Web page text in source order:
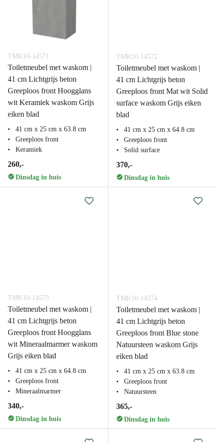
TMK10-14571
Toiletmeubel met waskom |
41 cm Lichtgrijs beton
Greeploos front Hoogglans
wit Keramiek waskom Grijs
eiken blad
41 cm x 25 cm x 63.8 cm
Greeploos front
Keramiek
260,-
Dinsdag in huis
TMK10-14572
Toiletmeubel met waskom |
41 cm Lichtgrijs beton
Greeploos front Mat wit Solid
surface waskom Grijs eiken
blad
41 cm x 25 cm x 64.8 cm
Greeploos front
Solid surface
370,-
Dinsdag in huis
TMK10-14573
Toiletmeubel met waskom |
41 cm Lichtgrijs beton
Greeploos front Hoogglans
wit Mineraalmarmer waskom
Grijs eiken blad
41 cm x 25 cm x 64.8 cm
Greeploos front
Mineraalmarmer
340,-
Dinsdag in huis
TMK10-14574
Toiletmeubel met waskom |
41 cm Lichtgrijs beton
Greeploos front Blue stone
Natuursteen waskom Grijs
eiken blad
41 cm x 25 cm x 63.8 cm
Greeploos front
Natuursteen
365,-
Dinsdag in huis